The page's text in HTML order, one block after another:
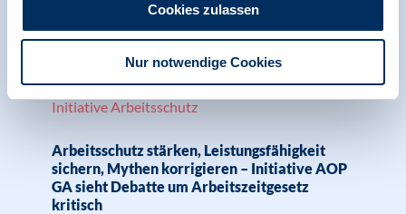
Cookies zulassen
Nur notwendige Cookies
Pressemitteilung | Psychologie und Arbeit |
Initiative Arbeitsschutz
Arbeitsschutz stärken, Leistungsfähigkeit
sichern, Mythen korrigieren – Initiative AOP
GA sieht Debatte um Arbeitszeitgesetz
kritisch